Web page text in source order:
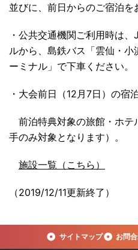
並びに、前日からのご宿泊を
・公共交通機関ご利用時は
ルから、島鉄バス「雲仙・
ーミナル」で下車ください。
・大会前日（12月7日）の宿
前泊特典対象の旅館・ホテ
手のみ対象となります）。
施設一覧（こちら）
（2019/12/11更新終了）
サイトマップ お問